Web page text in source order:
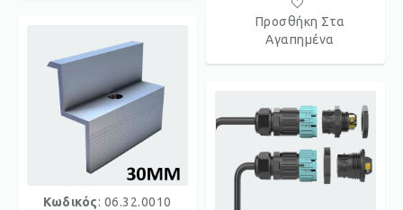
Κωδικός: 06.32.0010
Προσθήκη Στα
Αγαπημένα